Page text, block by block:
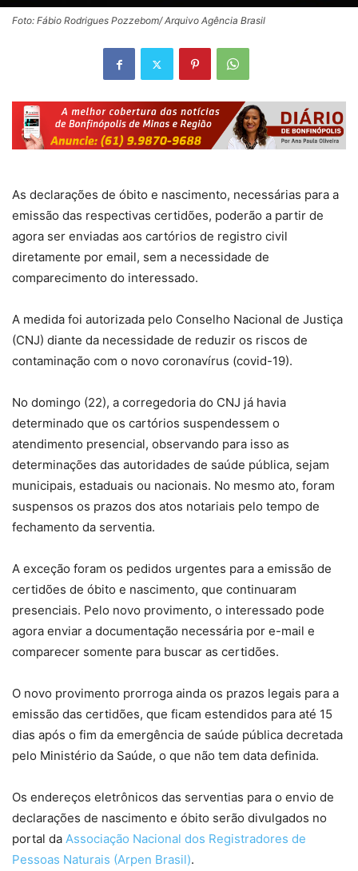
Foto: Fábio Rodrigues Pozzebom/ Arquivo Agência Brasil
As declarações de óbito e nascimento, necessárias para a
emissão das respectivas certidões, poderão a partir de
agora ser enviadas aos cartórios de registro civil
diretamente por email, sem a necessidade de
comparecimento do interessado.
A medida foi autorizada pelo Conselho Nacional de Justiça
(CNJ) diante da necessidade de reduzir os riscos de
contaminação com o novo coronavírus (covid-19).
No domingo (22), a corregedoria do CNJ já havia
determinado que os cartórios suspendessem o
atendimento presencial, observando para isso as
determinações das autoridades de saúde pública, sejam
municipais, estaduais ou nacionais. No mesmo ato, foram
suspensos os prazos dos atos notariais pelo tempo de
fechamento da serventia.
A exceção foram os pedidos urgentes para a emissão de
certidões de óbito e nascimento, que continuaram
presenciais. Pelo novo provimento, o interessado pode
agora enviar a documentação necessária por e-mail e
comparecer somente para buscar as certidões.
O novo provimento prorroga ainda os prazos legais para a
emissão das certidões, que ficam estendidos para até 15
dias após o fim da emergência de saúde pública decretada
pelo Ministério da Saúde, o que não tem data definida.
Os endereços eletrônicos das serventias para o envio de
declarações de nascimento e óbito serão divulgados no
portal da Associação Nacional dos Registradores de
Pessoas Naturais (Arpen Brasil).